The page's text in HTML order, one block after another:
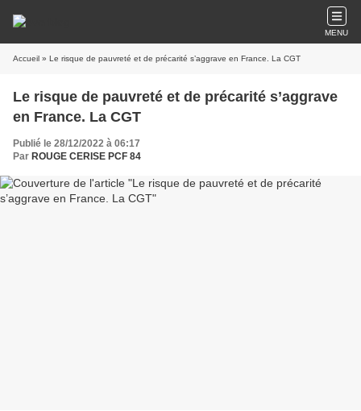
MENU
Accueil » Le risque de pauvreté et de précarité s’aggrave en France. La CGT
Le risque de pauvreté et de précarité s’aggrave
en France. La CGT
Publié le 28/12/2022 à 06:17
Par ROUGE CERISE PCF 84